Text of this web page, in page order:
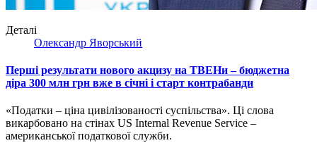
Деталі
Олександр Яворський
Перші результати нового акцизу на ТВЕНи – бюджетна
діра 300 млн грн вже в січні і старт контрабанди
«Податки – ціна цивілізованості суспільства». Ці слова
викарбовано на стінах US Internal Revenue Service –
американської податкової служби.